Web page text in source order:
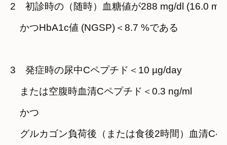
2　初診時の（随時）血糖値が288 mg/dl (16.0
かつHbA1c値 (NGSP)＜8.7 %である
3　発症時の尿中Cペプチド＜10 µg/day
または空腹時血清Cペプチド＜0.3 ng/ml
かつ
グルカゴン負荷後（または食後2時間）血清C